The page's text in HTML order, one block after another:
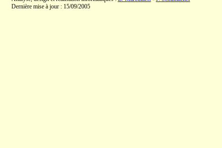
Dernière mise à jour : 15/09/2005